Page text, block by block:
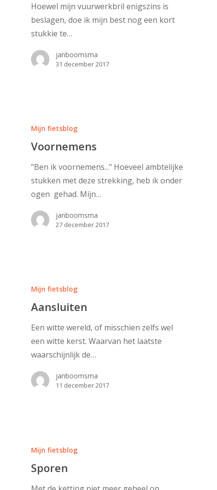
Hoewel mijn vuurwerkbril enigszins is
beslagen, doe ik mijn best nog een kort
stukkie te…
janboomsma
31 december 2017
Mijn fietsblog
Voornemens
"Ben ik voornemens..." Hoeveel ambtelijke
stukken met deze strekking, heb ik onder
ogen gehad. Mijn…
janboomsma
27 december 2017
Mijn fietsblog
Aansluiten
Een witte wereld, of misschien zelfs wel
een witte kerst. Waarvan het laatste
waarschijnlijk de…
janboomsma
11 december 2017
Mijn fietsblog
Sporen